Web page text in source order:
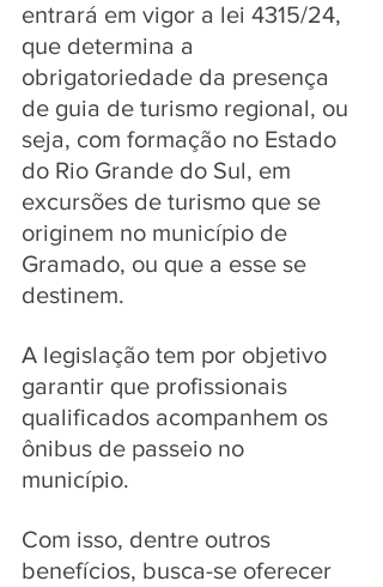
entrará em vigor a lei 4315/24,
que determina a
obrigatoriedade da presença
de guia de turismo regional, ou
seja, com formação no Estado
do Rio Grande do Sul, em
excursões de turismo que se
originem no município de
Gramado, ou que a esse se
destinem.
A legislação tem por objetivo
garantir que profissionais
qualificados acompanhem os
ônibus de passeio no
município.
Com isso, dentre outros
benefícios, busca-se oferecer